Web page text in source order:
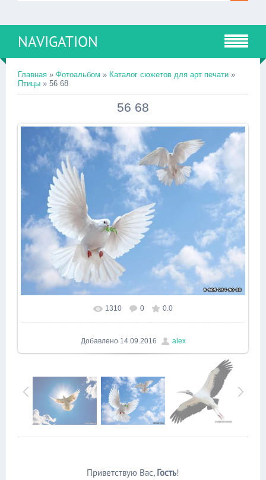
NAVIGATION
Главная » Фотоальбом » Каталог сюжетов для арт печати »
Птицы » 56 68
56 68
В реальном размере 640x480
1310 0 0.0
Добавлено 14.09.2016 alex
Приветствую Вас, Гость!